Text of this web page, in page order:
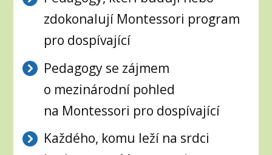
zdokonalují Montessori program
pro dospívající
Pedagogy se zájmem
o mezinárodní pohled
na Montessori pro dospívající
Každého, komu leží na srdci